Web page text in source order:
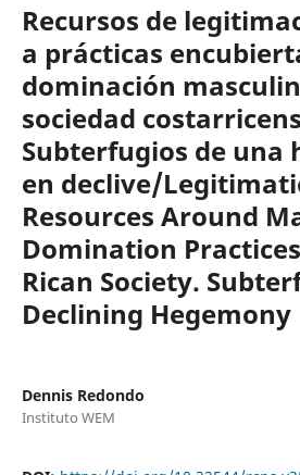
Recursos de
a prácticas
dominación
sociedad
Subterfugios de una
en declive/
Resources Around
Domination
Rican Society.
Declining Hegemony
Dennis Redondo
Instituto WEM